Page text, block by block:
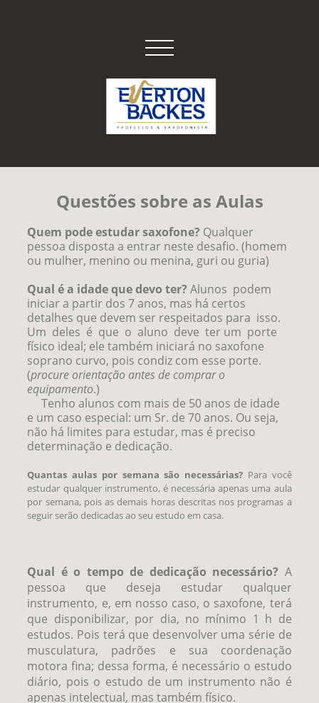
Questões sobre as Aulas
Quem pode estudar saxofone? Qualquer
pessoa disposta a entrar neste desafio. (homem
ou mulher, menino ou menina, guri ou guria)
Qual é a idade que devo ter? Alunos podem
iniciar a partir dos 7 anos, mas há certos
detalhes que devem ser respeitados para isso.
Um deles é que o aluno deve ter um porte
físico ideal; ele também iniciará no saxofone
soprano curvo, pois condiz com esse porte.
(procure orientação antes de comprar o
equipamento.)
Tenho alunos com mais de 50 anos de idade
e um caso especial: um Sr. de 70 anos. Ou seja,
não há limites para estudar, mas é preciso
determinação e dedicação.
Quantas aulas por semana são necessárias? Para você
estudar qualquer instrumento, é necessária apenas uma aula
por semana, pois as demais horas descritas nos programas a
seguir serão dedicadas ao seu estudo em casa.
Qual é o tempo de dedicação necessário? A
pessoa que deseja estudar qualquer
instrumento, e, em nosso caso, o saxofone, terá
que disponibilizar, por dia, no mínimo 1 h de
estudos. Pois terá que desenvolver uma série de
musculatura, padrões e sua coordenação
motora fina; dessa forma, é necessário o estudo
diário, pois o estudo de um instrumento não é
apenas intelectual, mas também físico.